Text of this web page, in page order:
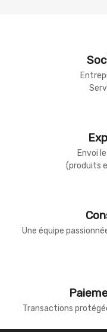
Envoi
(produits
Une équipe
Transactions